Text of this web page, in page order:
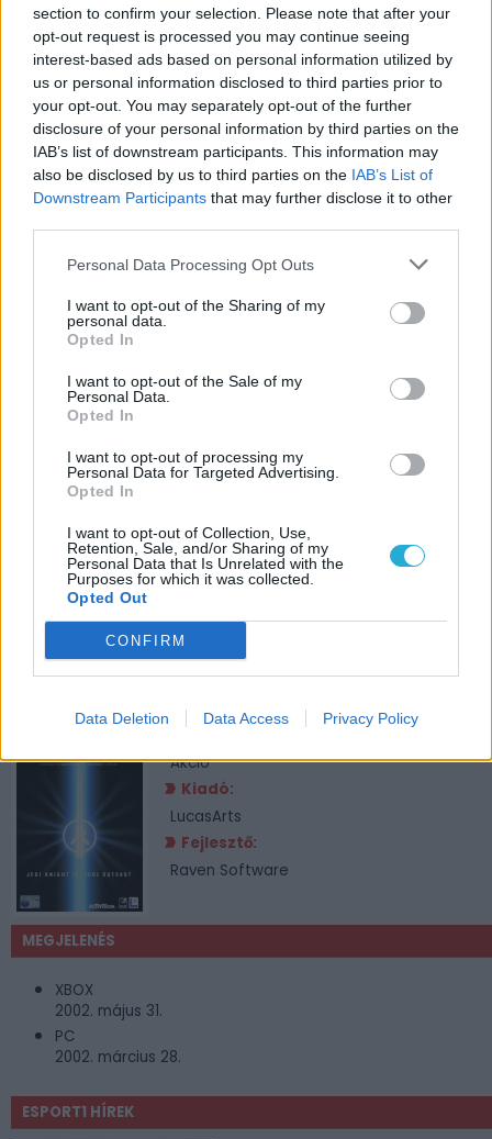
section to confirm your selection. Please note that after your
opt-out request is processed you may continue seeing
interest-based ads based on personal information utilized by
us or personal information disclosed to third parties prior to
your opt-out. You may separately opt-out of the further
disclosure of your personal information by third parties on the
IAB’s list of downstream participants. This information may
also be disclosed by us to third parties on the IAB’s List of
Downstream Participants that may further disclose it to other
Personal Data Processing Opt Outs
I want to opt-out of the Sharing of my
personal data.
Opted In
I want to opt-out of the Sale of my
Personal Data.
Opted In
I want to opt-out of processing my
Personal Data for Targeted Advertising.
Opted In
I want to opt-out of Collection, Use,
Retention, Sale, and/or Sharing of my
Personal Data that Is Unrelated with the
Purposes for which it was collected.
Opted Out
CONFIRM
Data Deletion Data Access Privacy Policy
JÁTÉKADATLAP
Akció
Kiadó:
LucasArts
Fejlesztő:
Raven Software
MEGJELENÉS
XBOX
2002. május 31.
PC
2002. március 28.
ESPORT1 HÍREK